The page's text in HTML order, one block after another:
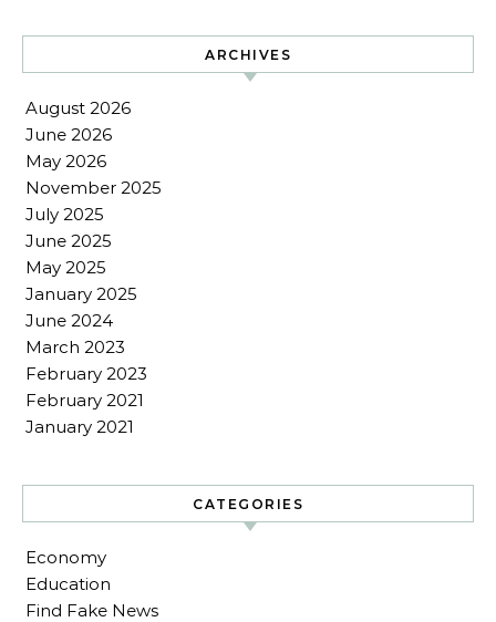
ARCHIVES
August 2026
June 2026
May 2026
November 2025
July 2025
June 2025
May 2025
January 2025
June 2024
March 2023
February 2023
February 2021
January 2021
CATEGORIES
Economy
Education
Find Fake News